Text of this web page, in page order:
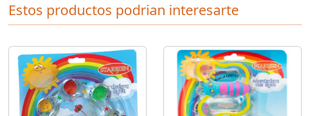
Estos productos podrian interesarte